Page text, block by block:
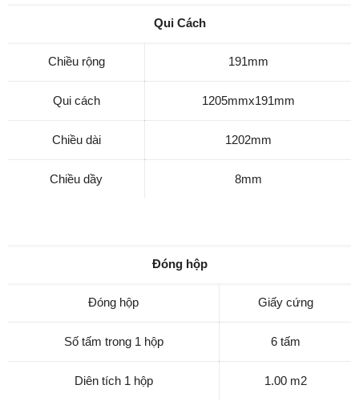
Qui Cách
Chiều rộng 191mm
Qui cách 1205mmx191mm
Chiều dài 1202mm
Chiều dầy 8mm
Đóng hộp
Đóng hộp Giấy cứng
Số tấm trong 1 hộp 6 tấm
Diên tích 1 hộp 1.00 m2